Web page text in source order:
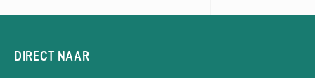
DIRECT NAAR